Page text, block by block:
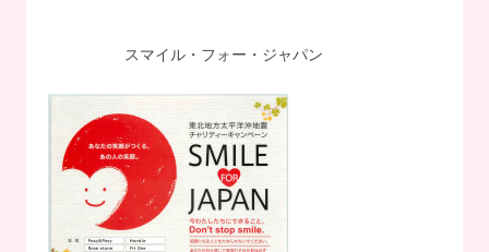
スマイル・フォー・ジャパン